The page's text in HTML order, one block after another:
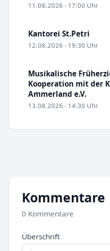
11.08.2026 - 17:00 Uhr
Kantorei St.Petri
12.08.2026 - 19:30 Uhr
Musikalische
Kooperation mit der
Ammerland e.V.
13.08.2026 - 14:30 Uhr
Kommentare
0 Kommentare
Überschrift